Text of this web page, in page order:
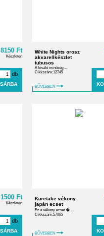
8150 Ft
Készleten
db
White Nights orosz
akvarellkészlet
tubusos
A kiváló minőség ...
Cikkszám:12745
BŐVEBBEN
1500 Ft
Készleten
db
Kuretake vékony
japán ecset
Ez a vékony ecset � ...
Cikkszám:57065
BŐVEBBEN